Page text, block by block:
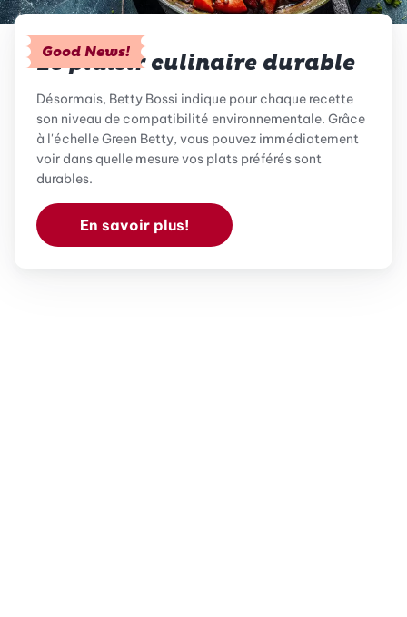
Good News!
Le plaisir culinaire durable
Désormais, Betty Bossi indique pour chaque recette
son niveau de compatibilité environnementale. Grâce
à l'échelle Green Betty, vous pouvez immédiatement
voir dans quelle mesure vos plats préférés sont
durables.
En savoir plus!